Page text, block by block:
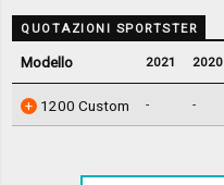
QUOTAZIONI SPORTSTER
Modello 2021 2020
1200 Custom - -